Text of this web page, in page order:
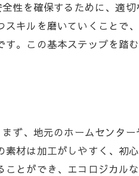
ン
す
性を確保するために、適切
キルを磨いていくことで
。この基本ステップを踏
ず、地元のホームセンター
材は加工がしやすく、初
とができ、エコロジカル